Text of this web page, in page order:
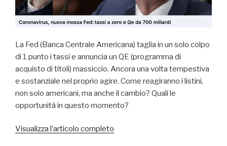
La Fed (Banca Centrale Americana) taglia in un solo colpo
di 1 punto i tassi e annuncia un QE (programma di
acquisto di titoli) massiccio. Ancora una volta tempestiva
e sostanziale nel proprio agire. Come reagiranno i listini,
non solo americani, ma anche il cambio? Quali le
opportunità in questo momento?
Visualizza l’articolo completo